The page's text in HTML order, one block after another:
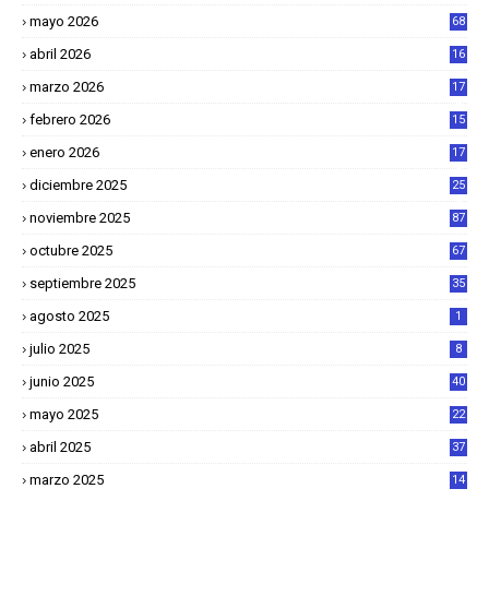
mayo 2026 68
abril 2026
16
marzo 2026
17
febrero 2026
15
enero 2026
17
diciembre 2025
25
noviembre 2025 87
octubre 2025 67
septiembre 2025 35
agosto 2025 1
julio 2025 8
junio 2025 40
mayo 2025
22
abril 2025
37
marzo 2025
14